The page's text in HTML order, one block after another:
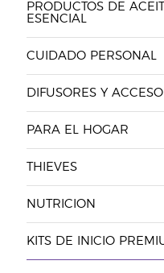
PRODUCTOS DE
ESENCIAL
CUIDADO PERSONAL
DIFUSORES Y
PARA EL HOGAR
THIEVES
NUTRICION
KITS DE INICIO